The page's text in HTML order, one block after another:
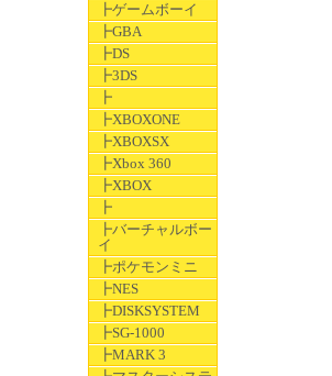
┣ゲームボーイ
┣GBA
┣DS
┣3DS
┣
┣XBOXONE
┣XBOXSX
┣Xbox 360
┣XBOX
┣
┣バーチャルボー
イ
┣ポケモンミニ
┣NES
┣DISKSYSTEM
┣SG-1000
┣MARK 3